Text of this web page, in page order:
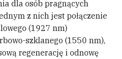
dla osób pragnących
z nich jest połączenie
(1927 nm)
szklanego (1550 nm),
regenerację i odnowę